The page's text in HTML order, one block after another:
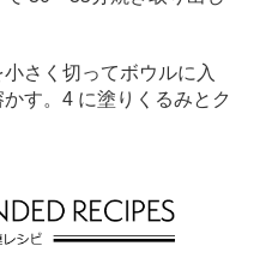
さく切ってボウルに入
す。4 に塗りくるみとク